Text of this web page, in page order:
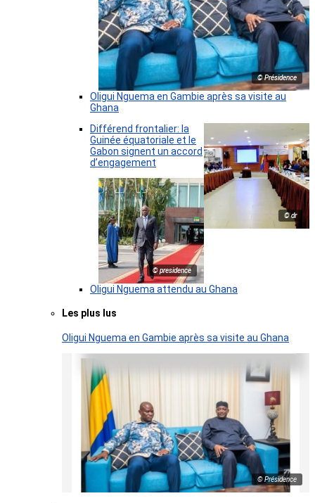
© Présidence
Oligui Nguema en Gambie après sa visite au
Ghana
© dr
Différend frontalier: la
Guinée équatoriale et le
Gabon signent un accord
d’engagement
© presidence
Oligui Nguema attendu au Ghana
Les plus lus
Oligui Nguema en Gambie après sa visite au Ghana
© Présidence